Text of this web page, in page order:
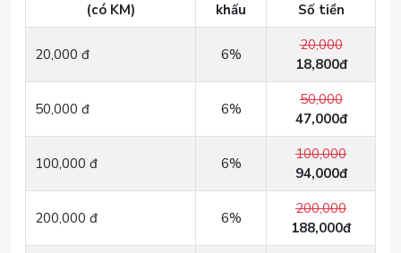
(có KM)
khấu
Số tiền
20,000 đ 6%
20,000
18,800đ
50,000 đ 6%
50,000
47,000đ
100,000 đ 6%
100,000
94,000đ
200,000 đ 6%
200,000
188,000đ